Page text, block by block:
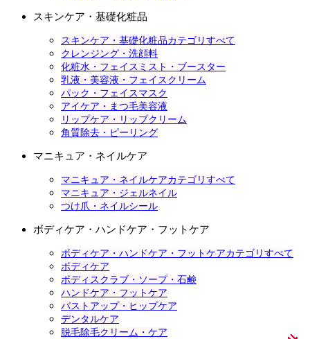
スキンケア・基礎化粧品
スキンケア・基礎化粧品カテゴリすべて
クレンジング・洗顔料
化粧水・フェイスミスト・ブースター
乳液・美容液・フェイスクリーム
パック・フェイスマスク
アイケア・まつ毛美容液
リップケア・リップクリーム
角質除去・ピーリング
マニキュア・ネイルケア
マニキュア・ネイルケアカテゴリすべて
マニキュア・ジェルネイル
つけ爪・ネイルシール
ボディケア・ハンドケア・フットケア
ボディケア・ハンドケア・フットケアカテゴリすべて
ボディケア
ボディスクラブ・ソープ・石鹸
ハンドケア・フットケア
バストアップ・ヒップケア
デンタルケア
脱毛除毛クリーム・ケア